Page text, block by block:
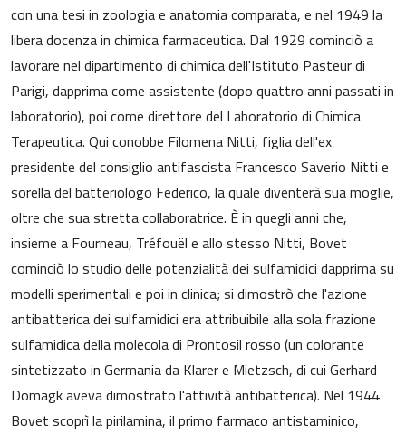
con una tesi in zoologia e anatomia comparata, e nel 1949 la
libera docenza in chimica farmaceutica. Dal 1929 cominciò a
lavorare nel dipartimento di chimica dell'Istituto Pasteur di
Parigi, dapprima come assistente (dopo quattro anni passati in
laboratorio), poi come direttore del Laboratorio di Chimica
Terapeutica. Qui conobbe Filomena Nitti, figlia dell'ex
presidente del consiglio antifascista Francesco Saverio Nitti e
sorella del batteriologo Federico, la quale diventerà sua moglie,
oltre che sua stretta collaboratrice. È in quegli anni che,
insieme a Fourneau, Tréfouël e allo stesso Nitti, Bovet
cominciò lo studio delle potenzialità dei sulfamidici dapprima su
modelli sperimentali e poi in clinica; si dimostrò che l'azione
antibatterica dei sulfamidici era attribuibile alla sola frazione
sulfamidica della molecola di Prontosil rosso (un colorante
sintetizzato in Germania da Klarer e Mietzsch, di cui Gerhard
Domagk aveva dimostrato l'attività antibatterica). Nel 1944
Bovet scoprì la pirilamina, il primo farmaco antistaminico,